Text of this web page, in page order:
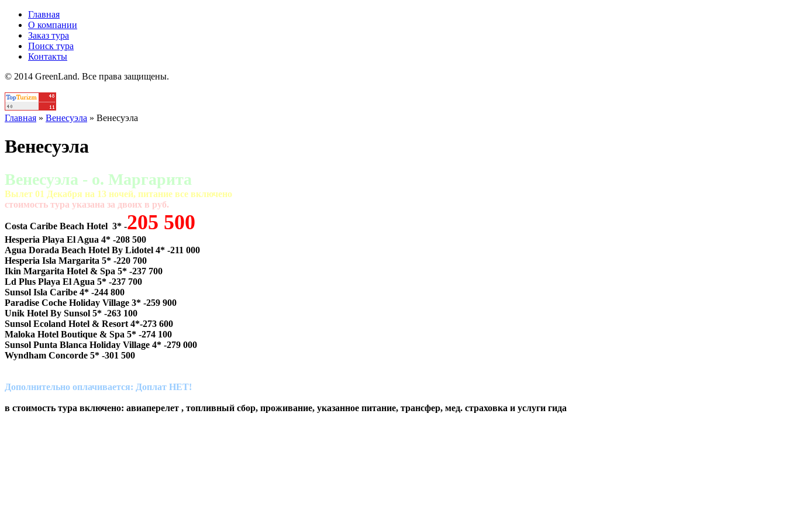
Главная
О компании
Заказ тура
Поиск тура
Контакты
© 2014 GreenLand. Все права защищены.
Главная » Венесуэла » Венесуэла
Венесуэла
Венесуэла - о. Маргарита
Вылет 01 Декабря на 13 ночей, питание все включено
cтоимость тура указана за двоих в руб.
Costa Caribe Beach Hotel 3* -205 500
Hesperia Playa El Agua 4* -208 500
Agua Dorada Beach Hotel By Lidotel 4* -211 000
Hesperia Isla Margarita 5* -220 700
Ikin Margarita Hotel & Spa 5* -237 700
Ld Plus Playa El Agua 5* -237 700
Sunsol Isla Caribe 4* -244 800
Paradise Coche Holiday Village 3* -259 900
Unik Hotel By Sunsol 5* -263 100
Sunsol Ecoland Hotel & Resort 4*-273 600
Maloka Hotel Boutique & Spa 5* -274 100
Sunsol Punta Blanca Holiday Village 4* -279 000
Wyndham Concorde 5* -301 500
Дополнительно оплачивается: Доплат НЕТ!
в стоимость тура включено: авиаперелет , топливный сбор, проживание, указанное питание, трансфер, мед. страховка и услуги гида